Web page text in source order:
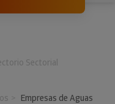
Sectorial
Empresas de Aguas